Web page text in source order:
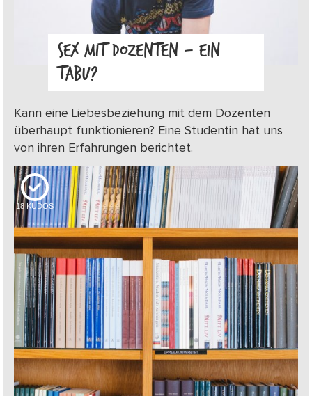
SEX MIT DOZENTEN – EIN
TABU?
Kann eine Liebesbeziehung mit dem Dozenten
überhaupt funktionieren? Eine Studentin hat uns
von ihren Erfahrungen berichtet.
18 KUDOS